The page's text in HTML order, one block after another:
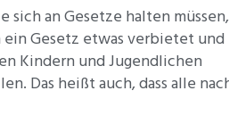
an Gesetze halten müssen,
Gesetz etwas verbietet und
Kindern und Jugendlichen
Das heißt auch, dass alle